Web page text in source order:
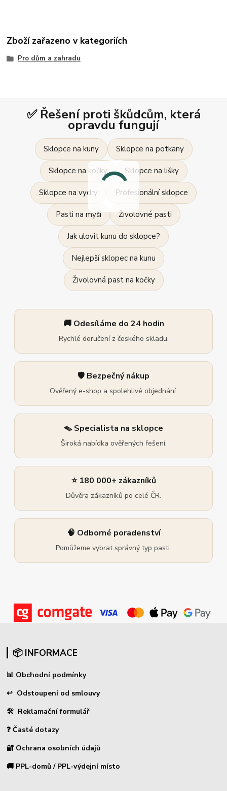
Zboží zařazeno v kategoriích
Pro dům a zahradu
✅ Řešení proti škůdcům, která
opravdu fungují
Sklopce na kuny Sklopce na potkany
Sklopce na kočky Sklopce na lišky
Sklopce na vydry Profesionální sklopce
Pasti na myši Živolovné pasti
Jak ulovit kunu do sklopce?
Nejlepší sklopec na kunu
Živolovná past na kočky
🚚 Odesíláme do 24 hodin
Rychlé doručení z českého skladu.
🛡️ Bezpečný nákup
Ověřený e-shop a spolehlivé objednání.
🪤 Specialista na sklopce
Široká nabídka ověřených řešení.
⭐ 180 000+ zákazníků
Důvěra zákazníků po celé ČR.
🧠 Odborné poradenství
Pomůžeme vybrat správný typ pasti.
📦 INFORMACE
📊 Obchodní podmínky
↩ Odstoupení od smlouvy
🛠 Reklamační formulář
❓ Časté dotazy
🔐 Ochrana osobních údajů
🚚 PPL-domů / PPL-výdejní místo